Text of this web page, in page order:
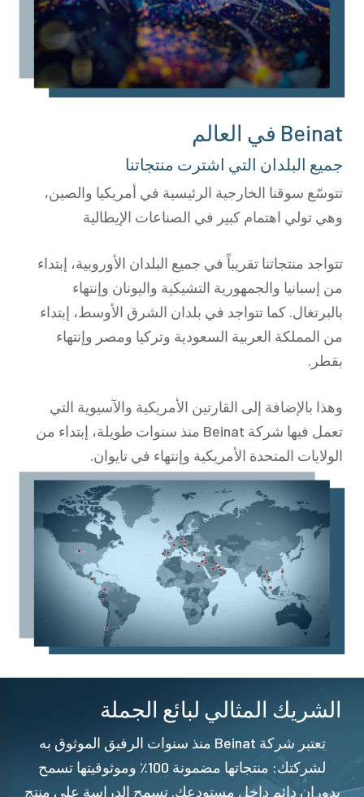
Beinat في العالم
جميع البلدان التي اشترت منتجاتنا
تتوسّع سوقنا الخارجية الرئيسية في أمريكيا والصين،
وهي تولي اهتمام كبير في الصناعات الإيطالية
تتواجد منتجاتنا تقريباً في جميع البلدان الأوروبية، إبتداء
من إسبانيا والجمهورية التشيكية واليونان وإنتهاء
بالبرتغال. كما تتواجد في بلدان الشرق الأوسط، إبتداء
من المملكة العربية السعودية وتركيا ومصر وإنتهاء
بقطر.
وهذا بالإضافة إلى القارتين الأمريكية والآسيوية التي
تعمل فيها شركة Beinat منذ سنوات طويلة، إبتداء من
الولايات المتحدة الأمريكية وإنتهاء في تايوان.
الشريك المثالي لبائع الجملة
تعتبر شركة Beinat منذ سنوات الرفيق الموثوق به
لشركتك: منتجاتها مضمونة 100٪ وموثوقيتها تسمح
بدوران دائم داخل مستودعك. تسمح الدراسة على منتج